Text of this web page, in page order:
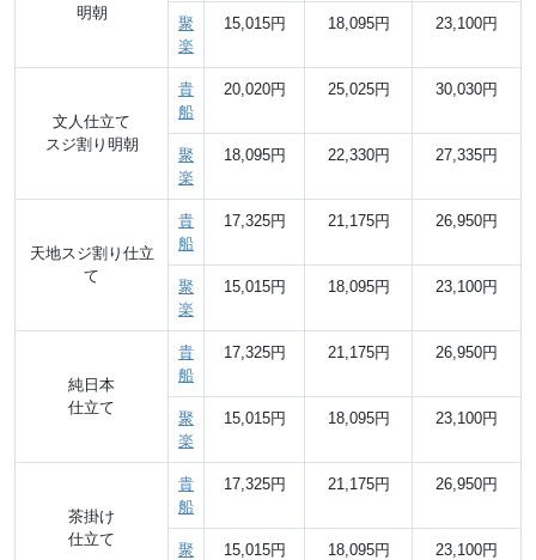
明朝
聚
楽
15,015円 18,095円 23,100円
文人仕立て
スジ割り明朝
貴
船
20,020円 25,025円 30,030円
聚
楽
18,095円 22,330円 27,335円
天地スジ割り仕立
て
貴
船
17,325円 21,175円 26,950円
聚
楽
15,015円 18,095円 23,100円
純日本
仕立て
貴
船
17,325円 21,175円 26,950円
聚
楽
15,015円 18,095円 23,100円
茶掛け
仕立て
貴
船
17,325円 21,175円 26,950円
聚
15,015円 18,095円 23,100円